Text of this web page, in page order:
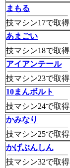
まもる
技マシン17で取得
あまごい
技マシン18で取得
アイアンテール
技マシン23で取得
10まんボルト
技マシン24で取得
かみなり
技マシン25で取得
かげぶんしん
技マシン32で取得